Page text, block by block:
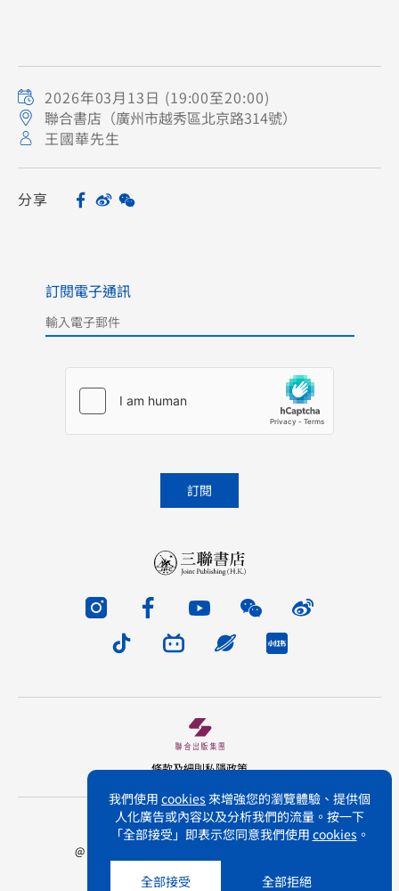
我們使用 cookies 來增強您的瀏覽體驗、提供個
人化廣告或內容以及分析我們的流量。按一下
「全部接受」即表示您同意我們使用 cookies 。
全部接受 全部拒絕
2026年03月13日 (19:00至20:00)
聯合書店（廣州市越秀區北京路314號）
王國華先生
分享 Facebook
SinaWeChat
訂閱電子通訊
版權所有 不得轉載 三聯書店(香港)有限公司
@ Joint Publishing (Hong Kong) Company Limited.
All rights reserved.
條款及細則私隱政策